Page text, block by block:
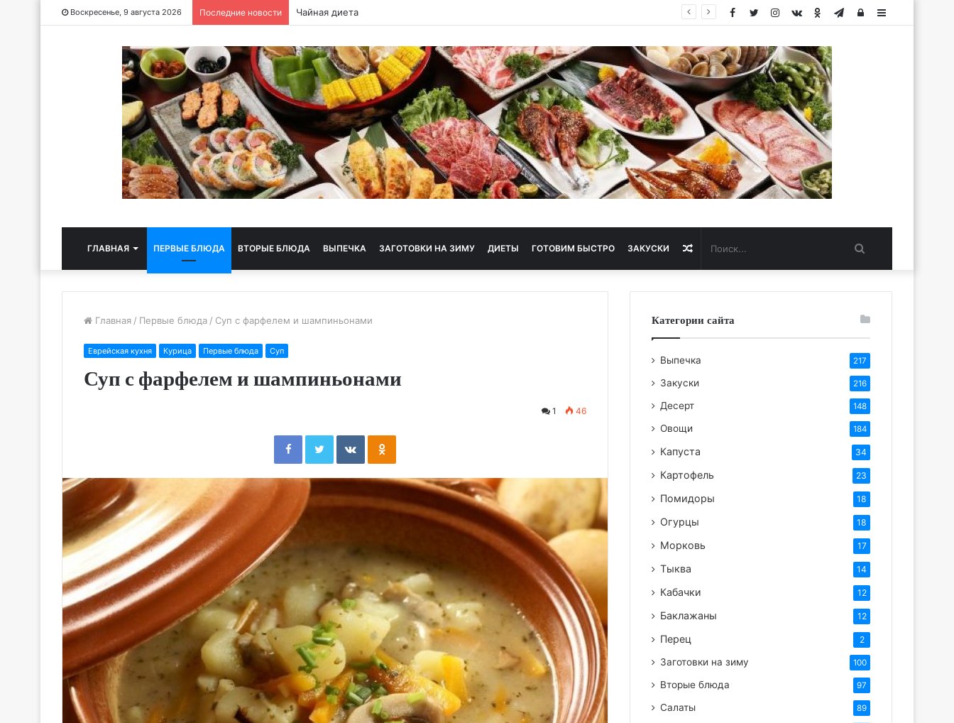
Воскресенье, 9 августа 2026 Последние новости Чайная диета Sidebar
Авторизация
Telegram
Одноклассники
vk.com
Instagram
Twitter
Facebook
ГЛАВНАЯ ПЕРВЫЕ БЛЮДА ВТОРЫЕ БЛЮДА ВЫПЕЧКА ЗАГОТОВКИ НА ЗИМУ ДИЕТЫ ГОТОВИМ БЫСТРО ЗАКУСКИ Случайная
статья
Главная / Первые блюда / Суп с фарфелем и шампиньонами
Еврейская кухня Курица Первые блюда Суп
Суп с фарфелем и шампиньонами
1 46
FacebookTwitterВконтактеОдноклассники
Категории сайта
Выпечка 217
Закуски 216
Десерт 148
Овощи 184
Капуста 34
Картофель 23
Помидоры 18
Огурцы 18
Морковь 17
Тыква 14
Кабачки 12
Баклажаны 12
Перец 2
Заготовки на зиму 100
Вторые блюда 97
Салаты 89